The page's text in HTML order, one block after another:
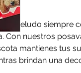
tu peludo siempre
Con nuestros
mantienes tus
brindan una